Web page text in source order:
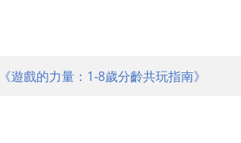
遊戲的力量：1-8歲分齡共玩指南》